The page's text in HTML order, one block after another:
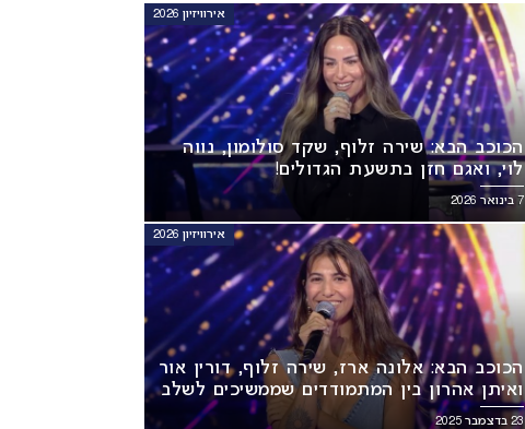
אירוויזיון 2026
הכוכב הבא: שירה זלוף, שקד סולומון, נווה
לוי, ואגם חזן בתשעת הגדולים!
7 בינואר 2026
אירוויזיון 2026
הכוכב הבא: אלונה ארז, שירה זלוף, דורין אור
ואיתן אהרון בין המתמודדים שממשיכים לשלב
הבא!
23 בדצמבר 2025